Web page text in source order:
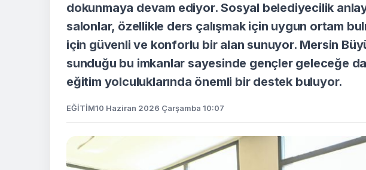
dokunmaya devam ediyor. Sosyal belediyecilik
salonlar, özellikle ders çalışmak için uygun ortam
için güvenli ve konforlu bir alan sunuyor. Mersin
sunduğu bu imkanlar sayesinde gençler geleceğe
eğitim yolculuklarında önemli bir destek buluyor.
EĞİTİM10 Haziran 2026 Çarşamba 10:07